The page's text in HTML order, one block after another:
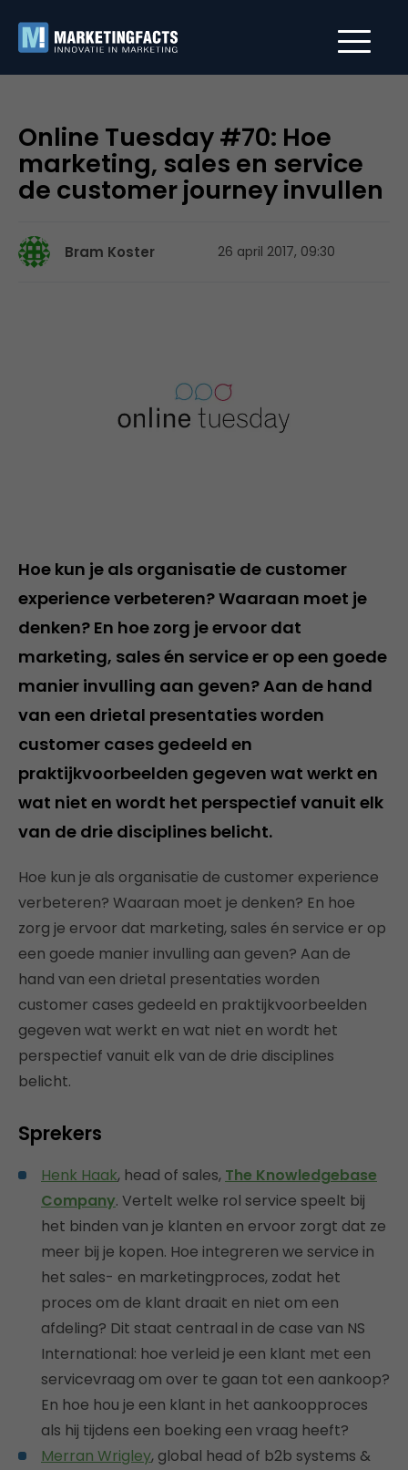
Online Tuesday #70: Hoe
marketing, sales en service
de customer journey invullen
Bram Koster 26 april 2017, 09:30
Hoe kun je als organisatie de customer
experience verbeteren? Waaraan moet je
denken? En hoe zorg je ervoor dat
marketing, sales én service er op een goede
manier invulling aan geven? Aan de hand
van een drietal presentaties worden
customer cases gedeeld en
praktijkvoorbeelden gegeven wat werkt en
wat niet en wordt het perspectief vanuit elk
van de drie disciplines belicht.
Hoe kun je als organisatie de customer experience
verbeteren? Waaraan moet je denken? En hoe
zorg je ervoor dat marketing, sales én service er op
een goede manier invulling aan geven? Aan de
hand van een drietal presentaties worden
customer cases gedeeld en praktijkvoorbeelden
gegeven wat werkt en wat niet en wordt het
perspectief vanuit elk van de drie disciplines
belicht.
Sprekers
Henk Haak, head of sales, The Knowledgebase
Company. Vertelt welke rol service speelt bij
het binden van je klanten en ervoor zorgt dat ze
meer bij je kopen. Hoe integreren we service in
het sales- en marketingproces, zodat het
proces om de klant draait en niet om een
afdeling? Dit staat centraal in de case van NS
International: hoe verleid je een klant met een
servicevraag om over te gaan tot een aankoop?
En hoe hou je een klant in het aankoopproces
als hij tijdens een boeking een vraag heeft?
Merran Wrigley, global head of b2b systems &